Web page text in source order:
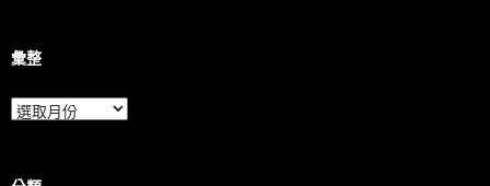
彙整
彙
整